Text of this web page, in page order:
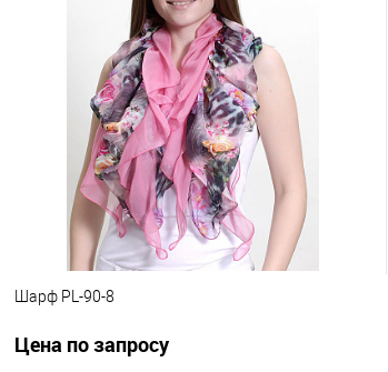
Запросить цену
К сравнению В избранное
Другие варианты товара
1-2 1-8 1-9
Шарф PL-90-8
Цена по запросу